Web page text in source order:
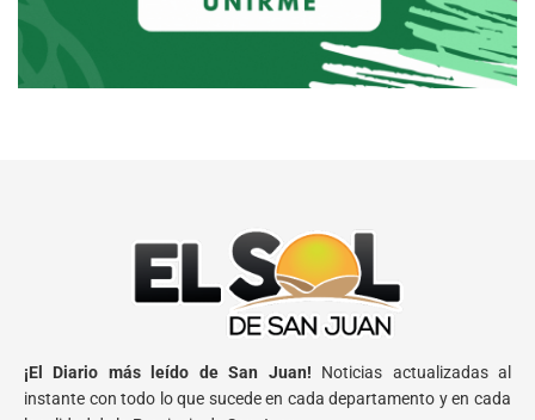
¡El Diario más leído de San Juan! Noticias actualizadas al
instante con todo lo que sucede en cada departamento y en cada